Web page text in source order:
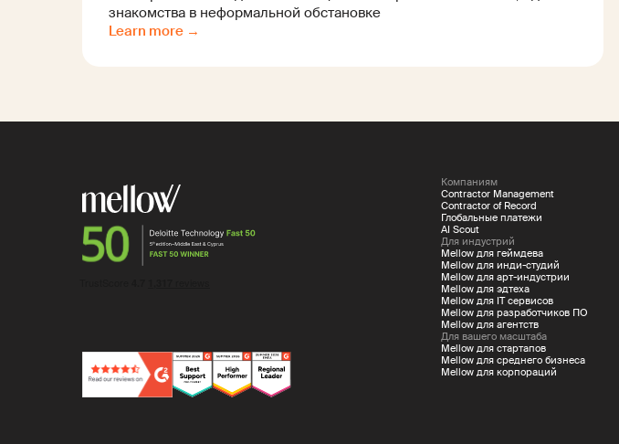
знакомства в неформальной обстановке
Learn more →
Компаниям
Contractor Management
Contractor of Record
Глобальные платежи
AI Scout
Для индустрий
Mellow для геймдева
Mellow для инди-студий
Mellow для арт-индустрии
Mellow для эдтеха
Mellow для IT сервисов
Mellow для разработчиков ПО
Mellow для агентств
Для вашего масштаба
Mellow для стартапов
Mellow для среднего бизнеса
Mellow для корпораций